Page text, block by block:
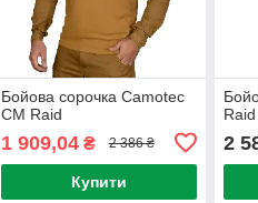
Бойова сорочка Camotec
CM Raid
1 909,04₴ 2 386 ₴
Купити
2